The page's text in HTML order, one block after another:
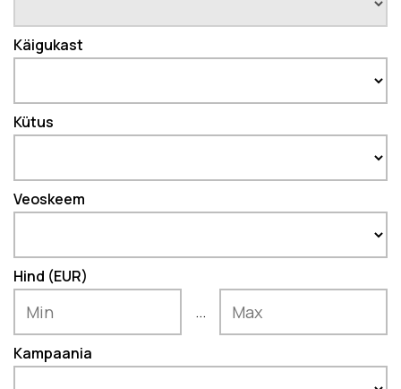
Käigukast
Kütus
Veoskeem
Hind (EUR)
...
Kampaania